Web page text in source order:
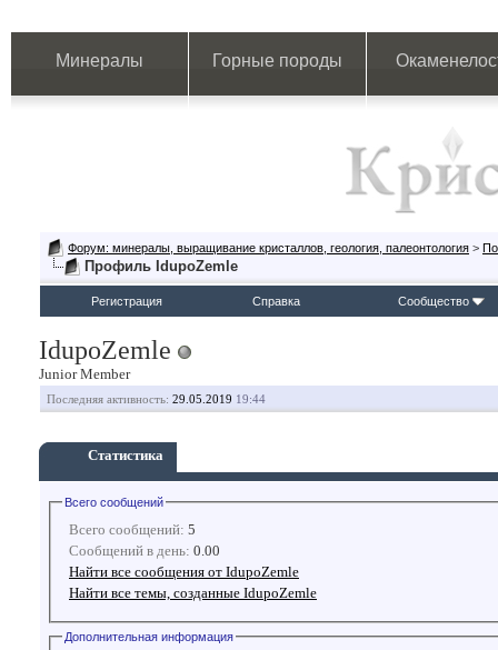
Минералы Горные породы
Форум: минералы, выращивание кристаллов, геология, палеонтология >
Профиль IdupoZemle
Регистрация Справка Сообщество
IdupoZemle
Junior Member
Последняя активность: 29.05.2019 19:44
Статистика
Всего сообщений
Всего сообщений: 5
Сообщений в день: 0.00
Найти все сообщения от IdupoZemle
Найти все темы, созданные IdupoZemle
Дополнительная информация